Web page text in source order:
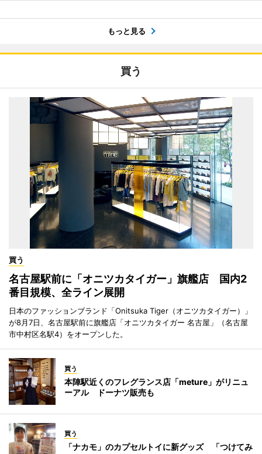
もっと見る
買う
買う
名古屋駅前に「オニツカタイガー」旗艦店 国内2
番目規模、全ライン展開
日本のファッションブランド「Onitsuka Tiger（オニツカタイガー）」
が8月7日、名古屋駅前に旗艦店「オニツカタイガー 名古屋」（名古屋
市中村区名駅4）をオープンした。
買う
本陣駅近くのフレグランス店「meture」がリニュ
ーアル ドーナツ販売も
買う
「ナカモ」のカプセルトイに新グッズ 「つけてみ